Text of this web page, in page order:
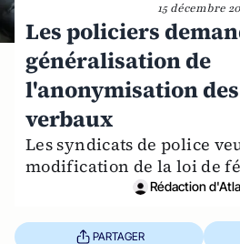
15 décembre
Les policiers
généralisation de
l'anonymisation
verbaux
Les syndicats de police
modification de la loi de
Rédaction
PARTAGER